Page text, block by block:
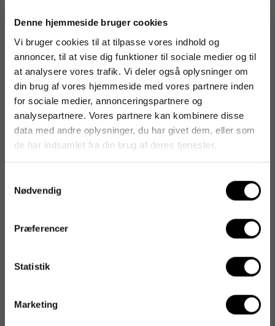
Denne hjemmeside bruger cookies
Vi bruger cookies til at tilpasse vores indhold og
annoncer, til at vise dig funktioner til sociale medier og til
at analysere vores trafik. Vi deler også oplysninger om
din brug af vores hjemmeside med vores partnere inden
for sociale medier, annonceringspartnere og
analysepartnere. Vores partnere kan kombinere disse
data med andre oplysninger, du har givet dem, eller som
de har indsamlet fra din brug af deres tjenester.
Nødvendig
Præferencer
Statistik
Marketing
Let at skylle af uden striber og rester
Egnet til både professionelle køkkener og hjemmet
Anvendelse og brugere
hjem. Brug i opvaskebalje eller direkte på svamp. Følg altid
producentens doseringsanvisninger for bedste resultat.
Om Cleanline
miljøer med fokus på driftssikker kvalitet, effektivitet og god
totaløkonomi.